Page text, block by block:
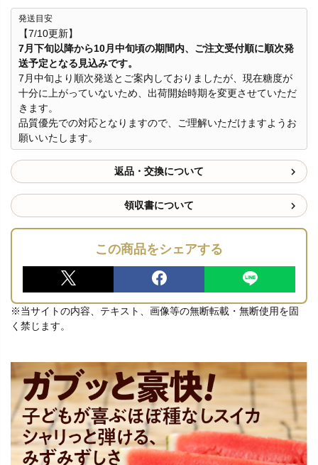
発送目安
【7/10更新】
7月下旬以降から10月中旬頃の期間内、ご注文受付順に順次発
送予定となる見込みです。
7月中旬より順次発送とご案内しておりましたが、現在糖度が
十分に上がっていないため、出荷開始時期を変更させていただ
きます。
品質優先での対応となりますので、ご理解いただけますようお
願いいたします。
返品・交換について
領収書について
この商品をシェアする
※当サイトの内容、テキスト、画像等の無断転載・無断使用を固
く禁じます。